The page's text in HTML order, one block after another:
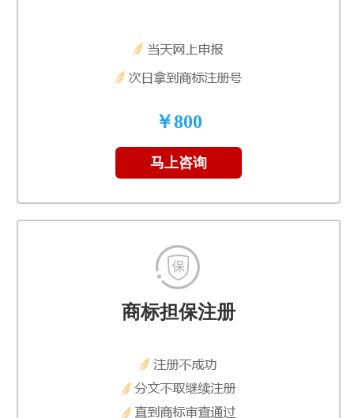
￥800
马上咨询
商标担保注册